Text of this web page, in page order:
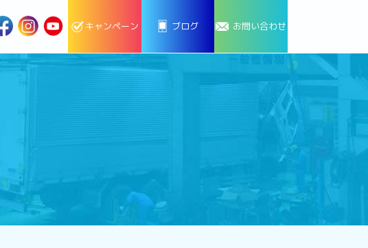
キャンペーン ブログ お問い合わせ